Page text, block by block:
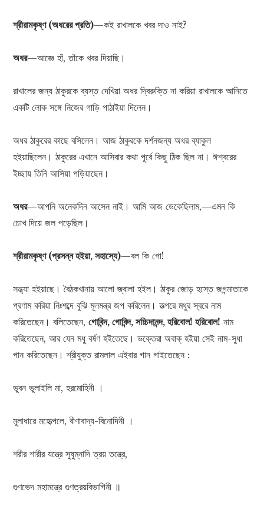
শ্রীরামকৃষ্ণ (অধরের প্রতি)—কই রাখালকে খবর দাও নাই?
অধর—আজ্ঞে হাঁ, তাঁকে খবর দিয়াছি।
রাখালের জন্য ঠাকুরকে ব্যস্ত দেখিয়া অধর দ্বিরুক্তি না করিয়া রাখালকে আনিতে
একটি লোক সঙ্গে নিজের গাড়ি পাঠাইয়া দিলেন।
অধর ঠাকুরের কাছে বসিলেন। আজ ঠাকুরকে দর্শনজন্য অধর ব্যাকুল
হইয়াছিলেন। ঠাকুরের এখানে আসিবার কথা পূর্বে কিছু ঠিক ছিল না। ঈশ্বরের
ইচ্ছায় তিনি আসিয়া পড়িয়াছেন।
অধর—আপনি অনেকদিন আসেন নাই। আমি আজ ডেকেছিলাম,—এমন কি
চোখ দিয়ে জল পড়েছিল।
শ্রীরামকৃষ্ণ (প্রসন্ন হইয়া, সহাস্যে)—বল কি গো!
সন্ধ্যা হইয়াছে। বৈঠকখানায় আলো জ্বালা হইল। ঠাকুর জোড় হস্তে জগন্মাতাকে
প্রণাম করিয়া নিঃশব্দে বুঝি মূলমন্ত্র জপ করিলেন। তত্পরে মধুর স্বরে নাম
করিতেছেন। বলিতেছেন,গোবিন্দ, গোবিন্দ, সচ্চিদানন্দ, হরিবোল! হরিবোল! নাম
করিতেছেন, আর যেন মধু বর্ষণ হইতেছে। ভক্তেরা অবাক্ হইয়া সেই নাম-সুধা
পান করিতেছেন। শ্রীযুক্ত রামলাল এইবার গান গাইতেছেন :
ভুবন ভুলাইলি মা, হরমোহিনী ।
মূলাধারে মহোত্পলে, বীণাবাদ্য-বিনোদিনী ।
শরীর শারীর যন্ত্রে সুষুম্নাদি ত্রয় তন্ত্রে,
গুণভেদ মহামন্ত্রে গুণত্রয়বিভাগিনী ॥